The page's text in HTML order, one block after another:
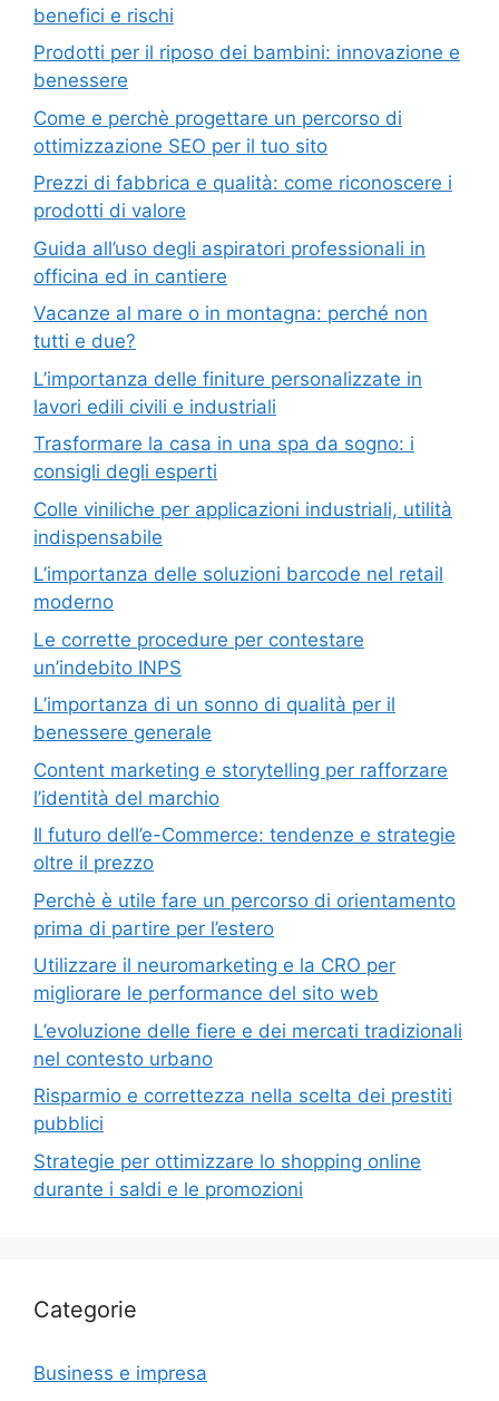
benefici e rischi
Prodotti per il riposo dei bambini: innovazione e
benessere
Come e perchè progettare un percorso di
ottimizzazione SEO per il tuo sito
Prezzi di fabbrica e qualità: come riconoscere i
prodotti di valore
Guida all’uso degli aspiratori professionali in
officina ed in cantiere
Vacanze al mare o in montagna: perché non
tutti e due?
L’importanza delle finiture personalizzate in
lavori edili civili e industriali
Trasformare la casa in una spa da sogno: i
consigli degli esperti
Colle viniliche per applicazioni industriali, utilità
indispensabile
L’importanza delle soluzioni barcode nel retail
moderno
Le corrette procedure per contestare
un’indebito INPS
L’importanza di un sonno di qualità per il
benessere generale
Content marketing e storytelling per rafforzare
l’identità del marchio
Il futuro dell’e-Commerce: tendenze e strategie
oltre il prezzo
Perchè è utile fare un percorso di orientamento
prima di partire per l’estero
Utilizzare il neuromarketing e la CRO per
migliorare le performance del sito web
L’evoluzione delle fiere e dei mercati tradizionali
nel contesto urbano
Risparmio e correttezza nella scelta dei prestiti
pubblici
Strategie per ottimizzare lo shopping online
durante i saldi e le promozioni
Categorie
Business e impresa